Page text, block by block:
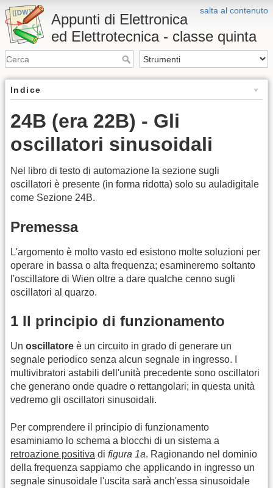
salta al contenuto
Appunti di Elettronica
ed Elettrotecnica - classe quinta
Indice
24B (era 22B) - Gli
oscillatori sinusoidali
Nel libro di testo di automazione la sezione sugli
oscillatori è presente (in forma ridotta) solo su auladigitale
come Sezione 24B.
Premessa
L'argomento è molto vasto ed esistono molte soluzioni per
operare in bassa o alta frequenza; esamineremo soltanto
l'oscillatore di Wien oltre a dare qualche cenno sugli
oscillatori al quarzo.
1 Il principio di funzionamento
Un oscillatore è un circuito in grado di generare un
segnale periodico senza alcun segnale in ingresso. I
multivibratori astabili dell'unità precedente sono oscillatori
che generano onde quadre o rettangolari; in questa unità
vedremo gli oscillatori sinusoidali.
Per comprendere il principio di funzionamento
esaminiamo lo schema a blocchi di un sistema a
retroazione positiva di figura 1a. Ragionando nel dominio
della frequenza sappiamo che applicando in ingresso un
segnale sinusoidale l'uscita sarà anch'essa sinusoidale